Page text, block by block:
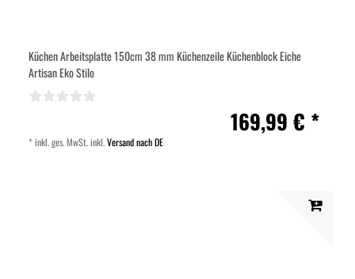
Küchen Arbeitsplatte 150cm 38 mm Küchenzeile Küchenblock Eiche
Artisan Eko Stilo
169,99 € *
*inkl. ges. MwSt.inkl.Versand nach DE